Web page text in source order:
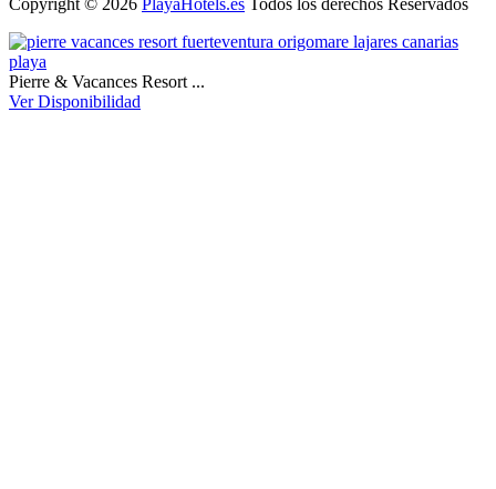
Pierre & Vacances Resort ...
Ver Disponibilidad